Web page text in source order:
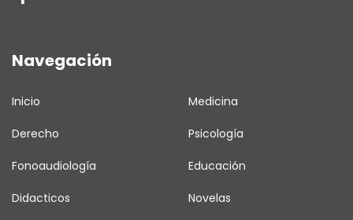
Navegación
Inicio Medicina
Derecho Psicología
Fonoaudiología Educación
Didacticos Novelas